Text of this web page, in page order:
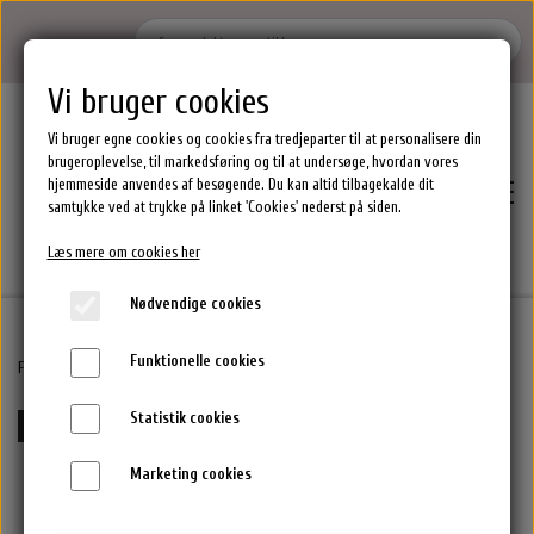
Hjem
Forside Maria Nila Hårprodukter. Maria Nila Fixating Wax 100 ml
15%-25% rabat ved køb af flere MN varer
Vi bruger cookies
Vi bruger egne cookies og cookies fra tredjeparter til at personalisere din
brugeroplevelse, til markedsføring og til at undersøge, hvordan vores
hjemmeside anvendes af besøgende. Du kan altid tilbagekalde dit
samtykke ved at trykke på linket 'Cookies' nederst på siden.
Læs mere om cookies her
Nødvendige cookies
Funktionelle cookies
Statistik cookies
Marketing cookies